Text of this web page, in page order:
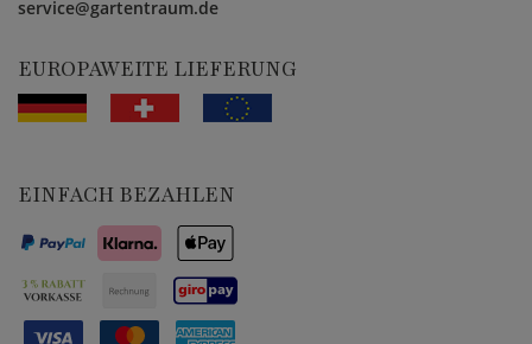
service@gartentraum.de
EUROPAWEITE LIEFERUNG
EINFACH BEZAHLEN